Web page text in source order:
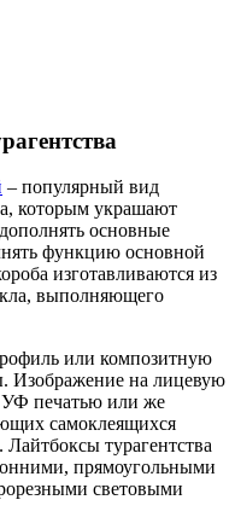
– популярный вид
которым украшают
основные
функцию основной
изготавливаются из
выполняющего
или композитную
Изображение на лицевую
УФ печатью или же
самоклеящихся
турагентства
прямоугольными
световыми